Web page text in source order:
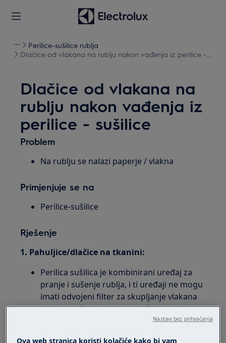
Perilice-sušilice rublja
Dlačice od vlakana na rublju nakon vađenja iz perilice -
Dlačice od vlakana na
rublju nakon vađenja iz
perilice - sušilice
Problem
Na rublju se nalazi paperje / vlakna
Primjenjuje se na
Perilice-sušilice
Rješenje
1. Pahuljice/dlačice na tkanini:
Perilica sušilica je kombinirani uređaj za
pranje i sušenje rublja, i ti uređaji ne mogu
imati odvojeni filter za skupljanje vlakana
tijekom sušenja. (osim u slučaju perilica
sušilica s toplinskom pumpom).
Ova web stranica koristi kolačiće kako bi vam
Nastavi bez prihvaćanja